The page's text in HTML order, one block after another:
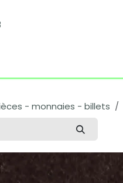
- monnaies - billets